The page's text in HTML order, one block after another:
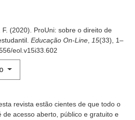
F. (2020). ProUni: sobre o direito de
Educação On-Line, 15(33), 1–
eol.v15i33.602
revista estão cientes de que todo o
de acesso aberto, público e gratuito e